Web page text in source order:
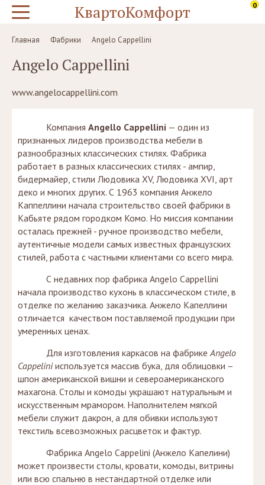
КвартоКомфорт 0
Главная Фабрики Angelo Cappellini
Angelo Cappellini
www.angelocappellini.com
Компания Angello Cappellini — один из
признанных лидеров производства мебели в
разнообразных классических стилях. Фабрика
работает в разных классических стилях - ампир,
бидермайер, стили Людовика XV, Людовика XVI, арт
деко и многих других. С 1963 компания Анжело
Каппеллини начала строительство своей фабрики в
Кабьяте рядом городком Комо. Но миссия компании
осталась прежней - ручное производство мебели,
аутентичные модели самых известных французских
стилей, работа с частными клиентами со всего мира.
С недавних пор фабрика Angelo Cappellini
начала производство кухонь в классическом стиле, в
отделке по желанию заказчика. Анжело Капеллини
отличается качеством поставляемой продукции при
умеренных ценах.
Для изготовления каркасов на фабрикеAngelo
Cappeliniиспользуется массив бука, для облицовки –
шпон американской вишни и североамериканского
махагона. Столы и комоды украшают натуральным и
искусственным мрамором. Наполнителем мягкой
мебели служит дакрон, а для обивки используют
текстиль всевозможных расцветок и фактур.
Фабрика Angelo Cappelini (Анжело Капелини)
может произвести столы, кровати, комоды, витрины
или всю спальню в нестандартной отделке или